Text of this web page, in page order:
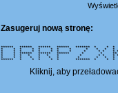
Zasugeruj nową stronę:
****** ****** ****** ****** *******
* * * * * * * * * * * *
* * * * * * * * * * * *
* * ****** ****** ****** *
* * * * * * * * * * *
* * * * * * * * * * *
****** * * * * * ******* *
Kliknij, aby